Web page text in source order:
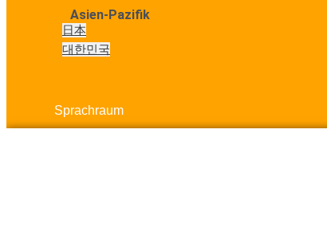
Asien-Pazifik
日本
대한민국
Sprachraum